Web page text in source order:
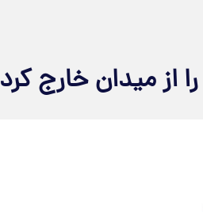
میدان خارج کرد